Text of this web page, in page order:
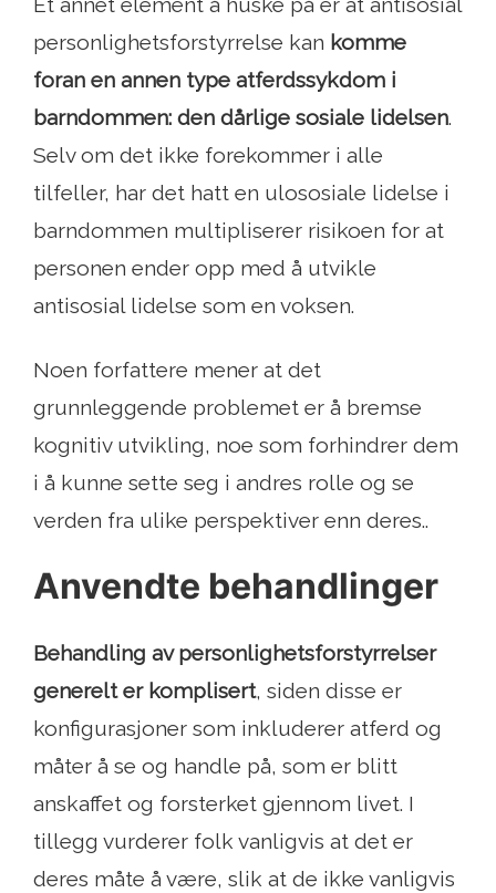
Et annet element å huske på er at antisosial
personlighetsforstyrrelse kan komme
foran en annen type atferdssykdom i
barndommen: den dårlige sosiale lidelsen.
Selv om det ikke forekommer i alle
tilfeller, har det hatt en ulososiale lidelse i
barndommen multipliserer risikoen for at
personen ender opp med å utvikle
antisosial lidelse som en voksen.
Noen forfattere mener at det
grunnleggende problemet er å bremse
kognitiv utvikling, noe som forhindrer dem
i å kunne sette seg i andres rolle og se
verden fra ulike perspektiver enn deres..
Anvendte behandlinger
Behandling av personlighetsforstyrrelser
generelt er komplisert, siden disse er
konfigurasjoner som inkluderer atferd og
måter å se og handle på, som er blitt
anskaffet og forsterket gjennom livet. I
tillegg vurderer folk vanligvis at det er
deres måte å være, slik at de ikke vanligvis